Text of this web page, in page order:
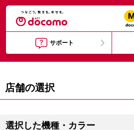
サポート
店舗の選択
選択した機種・カラー